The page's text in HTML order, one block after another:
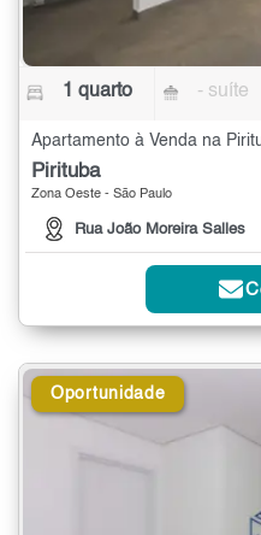
1 quarto - suíte
Apartamento à Venda na
Pirituba
Zona Oeste - São Paulo
Rua João Moreira Salles
Oportunidade